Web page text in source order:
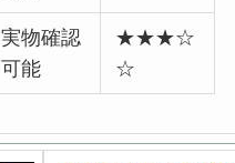
実物確認
可能
★★★☆
☆